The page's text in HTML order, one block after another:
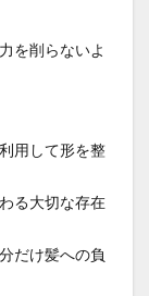
を削らないよ
用して形を整
る大切な存在
だけ髪への負
毛矯正